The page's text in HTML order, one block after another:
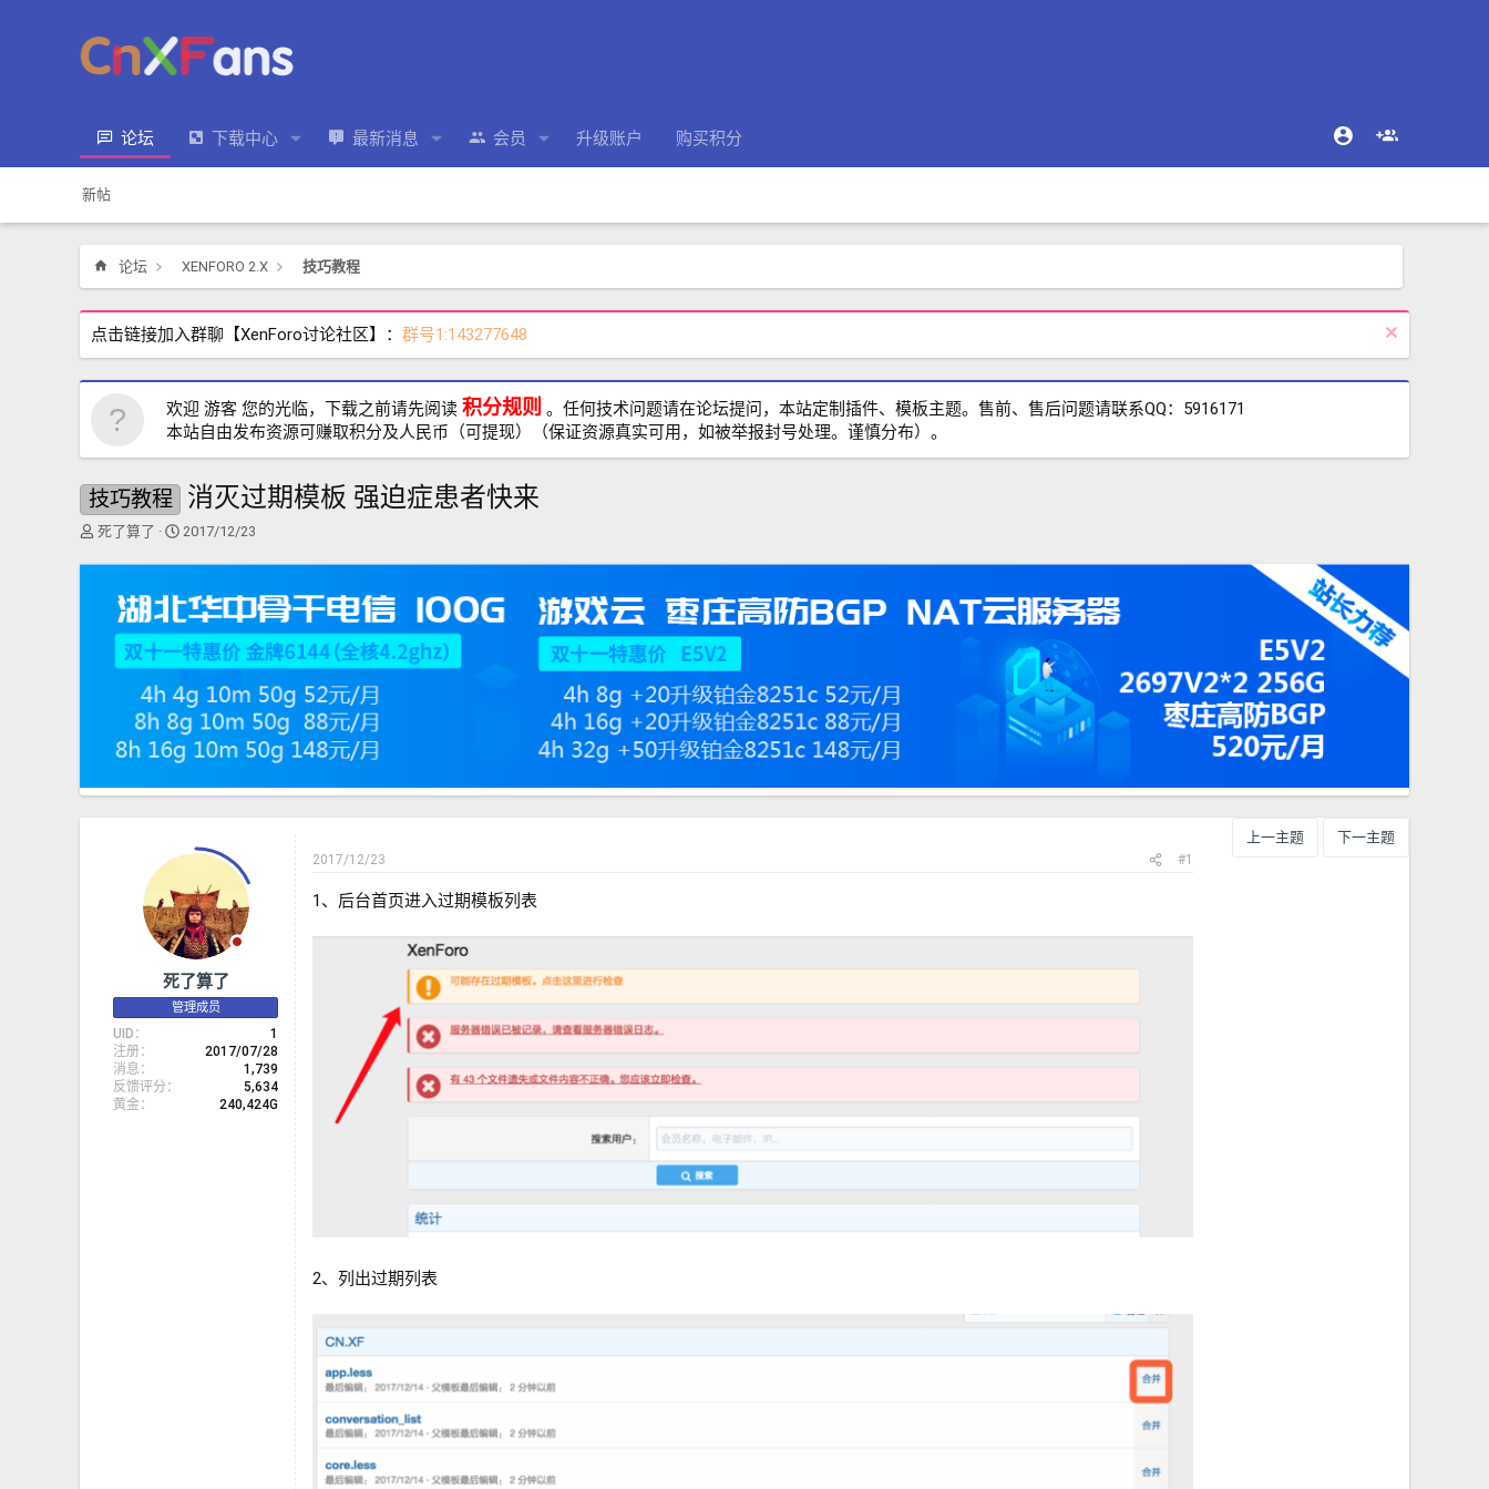
论坛 下载中心 最新消息 会员 升级账户 购买积分
新帖
论坛 XENFORO 2.X 技巧教程
点击链接加入群聊【XenForo讨论社区】： 群号1:143277648
欢迎 游客 您的光临，下载之前请先阅读 积分规则 。任何技术问题请在论坛提问，本站定制插件、模板主题。售前、售后问题请联系QQ：5916171
本站自由发布资源可赚取积分及人民币（可提现）（保证资源真实可用，如被举报封号处理。谨慎分布）。
技巧教程 消灭过期模板 强迫症患者快来
主
发
死了算了
开
时
2017/12/23
上一主题 下一主题
死了算了
管理成员
UID
1
注册
2017/07/28
消息
1,739
反馈评分
5,634
黄金
240,424G
2017/12/23 #1
1、后台首页进入过期模板列表
2、列出过期列表